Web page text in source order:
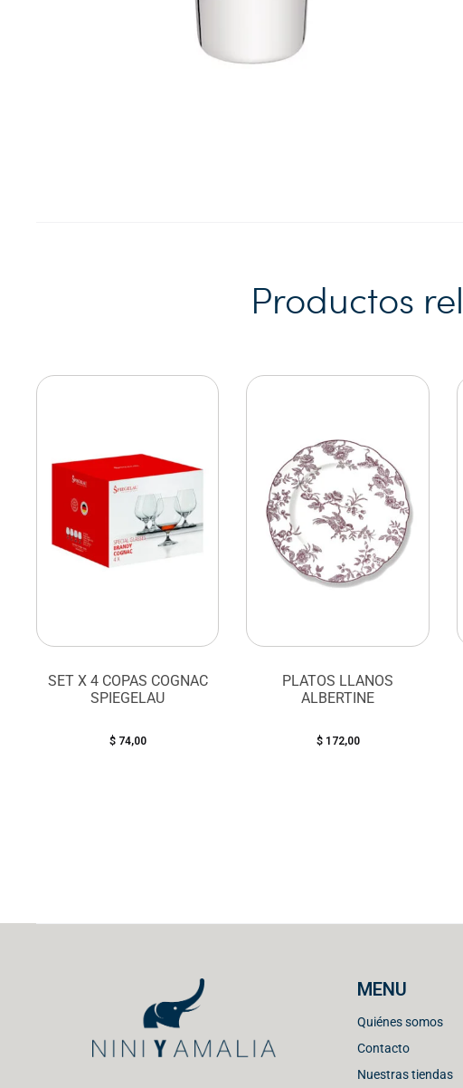
Productos
SET X 4 COPAS COGNAC
SPIEGELAU
$74,00
PLATOS LLANOS
ALBERTINE
$172,00
MENU
Quiénes somos
Contacto
Nuestras tiendas